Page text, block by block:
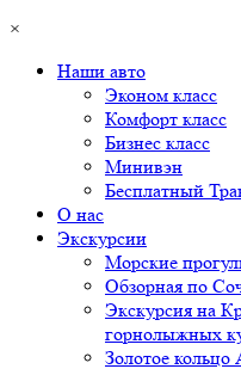
×
Наши авто
Эконом класс
Комфорт класс
Бизнес класс
Минивэн
Бесплатный
О нас
Экскурсии
Морские
Обзорная по
Экскурсия на
горнолыжных
Золотое кольцо